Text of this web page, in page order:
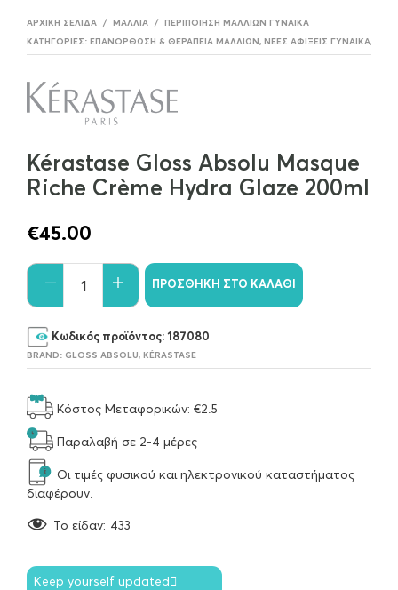
ΑΡΧΙΚΉ ΣΕΛΊΔΑ / ΜΑΛΛΙΆ / ΠΕΡΙΠΟΊΗΣΗ ΜΑΛΛΊΩΝ ΓΥΝΑΊΚΑ
ΚΑΤΗΓΟΡΊΕΣ: ΕΠΑΝΌΡΘΩΣΗ & ΘΕΡΑΠΕΊΑ ΜΑΛΛΙΏΝ , ΝΈΕΣ ΑΦΊΞΕΙΣ ΓΥΝΑΊΚΑ,
Kérastase Gloss Absolu Masque
Riche Crème Hydra Glaze 200ml
€45.00
ΠΡΟΣΘΉΚΗ ΣΤΟ ΚΑΛΆΘΙ
Κωδικός προϊόντος: 187080
BRAND: GLOSS ABSOLU, KÉRASTASE
Κόστος Μεταφορικών: €2.5
Παραλαβή σε 2-4 μέρες
Οι τιμές φυσικού και ηλεκτρονικού καταστήματος
διαφέρουν.
To είδαν: 433
Keep yourself updated